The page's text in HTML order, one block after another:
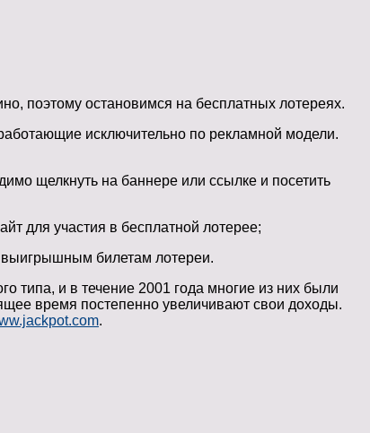
поэтому остановимся на бесплатных лотереях.
исключительно по рекламной модели.
щелкнуть на баннере или ссылке и посетить
для участия в бесплатной лотерее;
выигрышным билетам лотереи.
типа, и в течение 2001 года многие из них были
время постепенно увеличивают свои доходы.
.